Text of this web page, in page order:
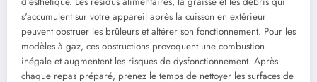
s'accumulent sur votre appareil après la cuisson en extérieur
peuvent obstruer les brûleurs et altérer son fonctionnement. Pour les
modèles à gaz, ces obstructions provoquent une combustion
inégale et augmentent les risques de dysfonctionnement. Après
chaque repas préparé, prenez le temps de nettoyer les surfaces de